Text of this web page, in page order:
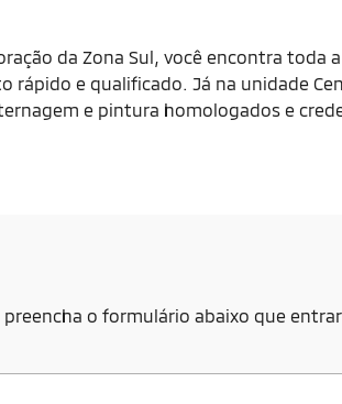
da Zona Sul, você encontra
e qualificado. Já na unidade
e pintura homologados e
o formulário abaixo que